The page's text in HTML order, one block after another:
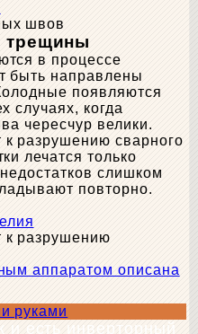
швов
трещины
в процессе
быть направлены
появляются
случаях, когда
чересчур велики.
разрушению сварного
лечатся только
слишком
повторно.
разрушению
аппаратом описана
руками